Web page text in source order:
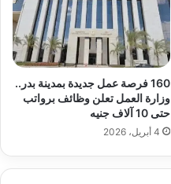
160 فرصة عمل جديدة بمدينة بدر..
وزارة العمل تعلن وظائف برواتب
حتى 10 آلاف جنيه
4 أبريل، 2026